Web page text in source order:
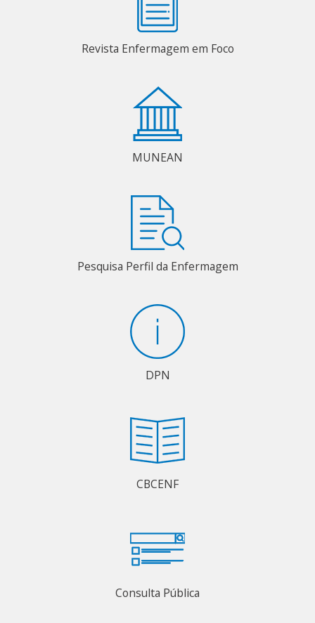
Revista Enfermagem em Foco
MUNEAN
Pesquisa Perfil da Enfermagem
DPN
CBCENF
Consulta Pública